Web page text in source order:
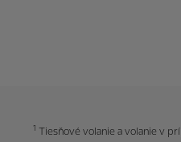
1 Tiesňové volanie a volanie v